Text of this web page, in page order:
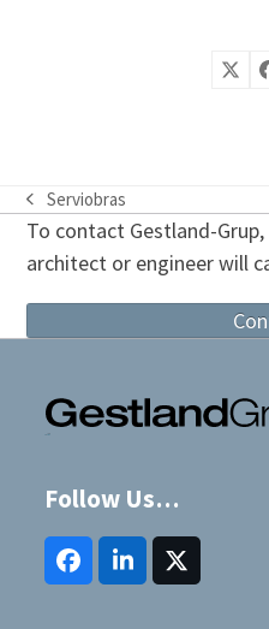
previous
post:
Serviobras
To contact Gestland-
architect or engineer will
Follow Us…
FacebookLinkedInTwitter